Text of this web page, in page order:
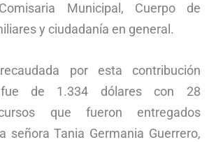
Municipal, Cuerpo de
y ciudadanía en general.
por esta contribución
fue de 1.334 dólares con 28
que fueron entregados
señora Tania Germania Guerrero,